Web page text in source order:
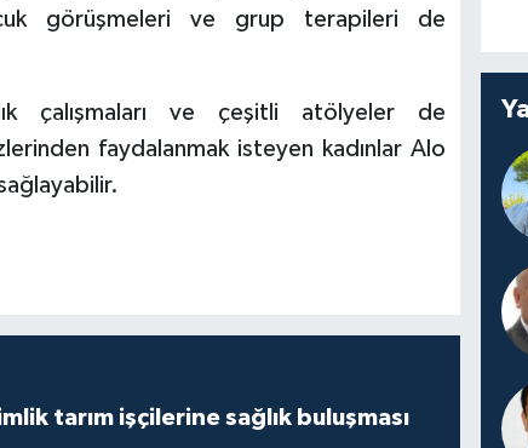
görüşmeleri ve grup terapileri de
çalışmaları ve çeşitli atölyeler de
faydalanmak isteyen kadınlar Alo
tarım işçilerine sağlık buluşması